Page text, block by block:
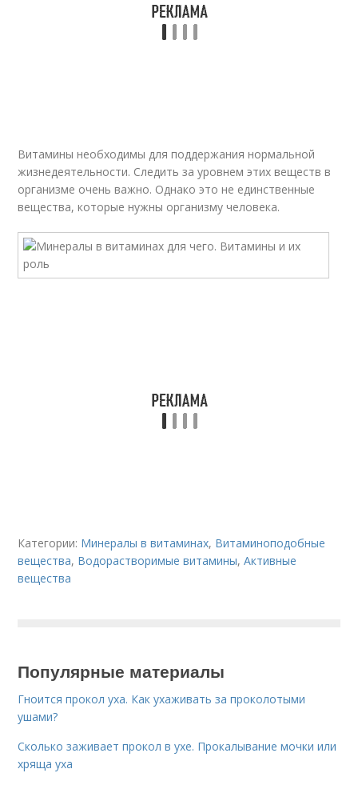
Витамины необходимы для поддержания нормальной
жизнедеятельности. Следить за уровнем этих веществ в
организме очень важно. Однако это не единственные
вещества, которые нужны организму человека.
Категории: Минералы в витаминах, Витаминоподобные
вещества, Водорастворимые витамины,Активные
вещества
Популярные материалы
Гноится прокол уха. Как ухаживать за проколотыми
ушами?
Сколько заживает прокол в ухе. Прокалывание мочки или
хряща уха